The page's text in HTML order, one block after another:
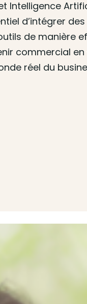
d’intégrer
de manière
commercial en
réel du